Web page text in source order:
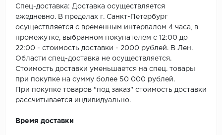
TANTO
Tarkett
Tulesna
Спец-доставка: Доставка осуществляется
ежедневно. В пределах г. Санкт-Петербург
осуществляется с временным интервалом 4 часа, в
промежутке, выбранном покупателем с 12:00 до
22:00 - стоимость доставки - 2000 рублей. В Лен.
Области спец-доставка не осуществляется.
Стоимость доставки уменьшается на спец. товары
при покупке на сумму более 50 000 рублей.
При покупке товаров "под заказ" стоимость доставки
рассчитывается индивидуально.
Время доставки